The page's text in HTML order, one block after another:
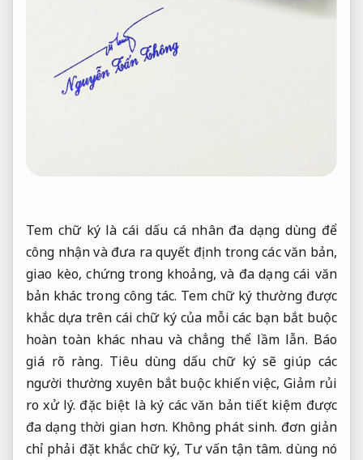
Tem chữ ký là cái dấu cá nhân đa dạng dùng để
công nhận và đưa ra quyết định trong các văn bản,
giao kèo, chứng trong khoảng, và đa dạng cái văn
bản khác trong công tác. Tem chữ ký thường được
khắc dựa trên cái chữ ký của mỗi các bạn bắt buộc
hoàn toàn khác nhau và chẳng thể lầm lẫn. Báo
giá rõ ràng. Tiêu dùng dấu chữ ký sẽ giúp các
người thường xuyên bắt buộc khiến việc, Giảm rủi
ro xử lý. đặc biệt là ký các văn bản tiết kiệm được
đa dạng thời gian hơn. Không phát sinh. đơn giản
chỉ phải đặt khắc chữ ký, Tư vấn tận tâm. dùng nó